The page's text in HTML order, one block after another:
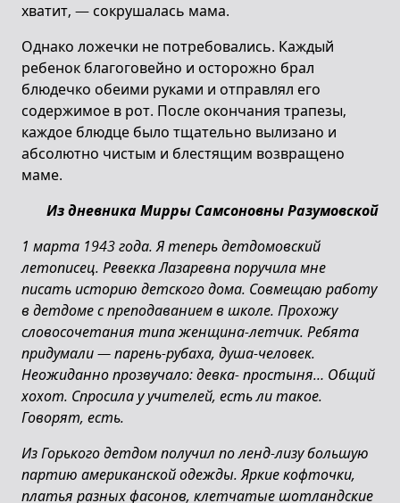
хватит, — сокрушалась мама.
Однако ложечки не потребовались. Каждый
ребенок благоговейно и осторожно брал
блюдечко обеими руками и отправлял его
содержимое в рот. После окончания трапезы,
каждое блюдце было тщательно вылизано и
абсолютно чистым и блестящим возвращено
маме.
Из дневника Мирры Самсоновны Разумовской
1 марта 1943 года. Я теперь детдомовский
летописец. Ревекка Лазаревна поручила мне
писать историю детского дома. Совмещаю работу
в детдоме с преподаванием в школе. Прохожу
словосочетания типа женщина-летчик. Ребята
придумали—парень-рубаха, душа-человек.
Неожиданно прозвучало: девка- простыня… Общий
хохот. Спросила у учителей, есть ли такое.
Говорят, есть.
Из Горького детдом получил по ленд-лизу большую
партию американской одежды. Яркие кофточки,
платья разных фасонов, клетчатые шотландские